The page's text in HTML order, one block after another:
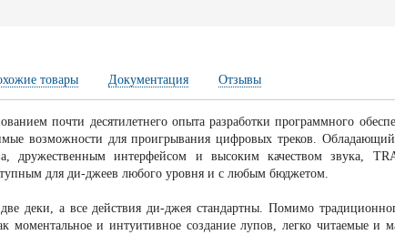
товары Документация Отзывы
почти десятилетнего опыта разработки программного
возможности для проигрывания цифровых треков.
дружественным интерфейсом и высоким качеством звука,
для ди-джеев любого уровня и с любым бюджетом.
деки, а все действия ди-джея стандартны. Помимо
моментальное и интуитивное создание лупов, легко читаемые и